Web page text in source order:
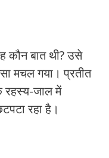
कौन बात थी? उसे
मचल गया। प्रतीत
रहस्य-जाल में
रहा है।